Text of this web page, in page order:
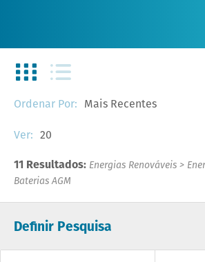
Definir Pesquisa
Ordenar Por: Mais Recentes
Ver: 20
11 Resultados: Energias Renováveis >
Baterias AGM